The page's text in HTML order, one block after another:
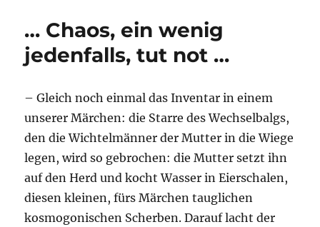
… Chaos, ein wenig
jedenfalls, tut not …
– Gleich noch einmal das Inventar in einem
unserer Märchen: die Starre des Wechselbalgs,
den die Wichtelmänner der Mutter in die Wiege
legen, wird so gebrochen: die Mutter setzt ihn
auf den Herd und kocht Wasser in Eierschalen,
diesen kleinen, fürs Märchen tauglichen
kosmogonischen Scherben. Darauf lacht der